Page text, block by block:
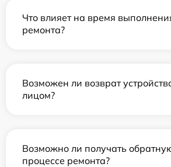
Что влияет на время
ремонта?
Возможен ли возврат
лицом?
Возможно ли получать
процессе ремонта?